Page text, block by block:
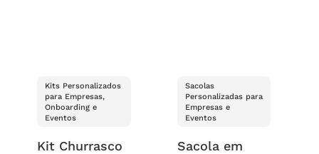
Kits Personalizados
para Empresas,
Onboarding e
Eventos
Kit Churrasco
Sacolas
Personalizadas para
Empresas e
Eventos
Sacola em